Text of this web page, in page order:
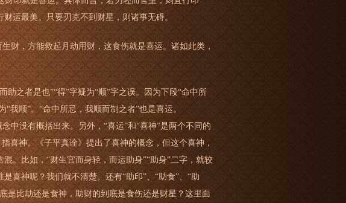
运最美。只要刃克不到财星，则诸事无碍。
财，方能救起月劫用财，这食伤就是喜运。诸如此类，
之者是也”“得”字疑为“顺”字之误。因为下段“命中所
我顺”。“命中所忌，我顺而制之者”也是喜运。
中没有概括出来。另外，“喜运”和“喜神”是两个不同的
喜神。《子平真诠》提出了喜神的概念，但这个喜神，
。比如，“财生官而身轻，而运助身”“助身”二字，就较
喜神呢？我们就不清楚。还有“助印”、“助食”、“助
是比劫还是食神，助财的到底是食伤还是财星？这里面